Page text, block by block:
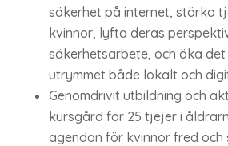
säkerhet på internet, stärka
kvinnor, lyfta deras
säkerhetsarbete, och öka
utrymmet både lokalt och
Genomdrivit utbildning och
kursgård för 25 tjejer i
agendan för kvinnor fred och